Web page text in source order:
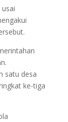
satu desa
ke-tiga